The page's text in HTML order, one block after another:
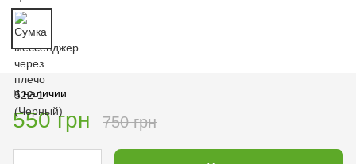
В наличии
550 грн 750 грн